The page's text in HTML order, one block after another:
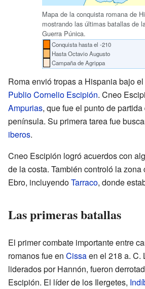
Mapa de la conquista romana de
mostrando las últimas batallas de
Guerra Púnica.
Conquista hasta el -210
Hasta Octavio Augusto
Campaña de Agrippa
Roma envió tropas a Hispania bajo
Publio Cornelio Escipión. Cneo
Ampurias, que fue el punto de
península. Su primera tarea fue
iberos.
Cneo Escipión logró acuerdos con
de la costa. También controló la zona
Ebro, incluyendoTarraco, donde
Las primeras batallas
El primer combate importante entre
romanos fue en Cissaen el 218 a. C.
liderados por Hannón, fueron
Escipión. El líder de los Ilergetes,